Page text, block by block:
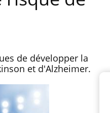
de développer la
et d'Alzheimer.